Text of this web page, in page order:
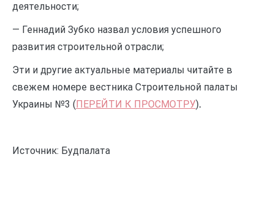
деятельности;
— Геннадий Зубко назвал условия успешного
развития строительной отрасли;
Эти и другие актуальные материалы читайте в
свежем номере вестника Строительной палаты
Украины №3 (ПЕРЕЙТИ К ПРОСМОТРУ).
Источник: Будпалата